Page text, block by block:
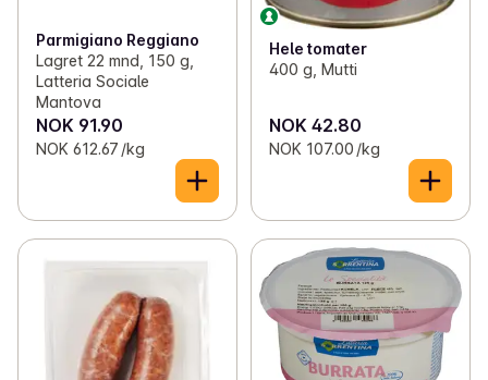
Parmigiano Reggiano
Lagret 22 mnd, 150 g,
Latteria Sociale
Mantova
NOK 91.90
NOK 612.67 /kg
Hele tomater
400 g, Mutti
NOK 42.80
NOK 107.00 /kg